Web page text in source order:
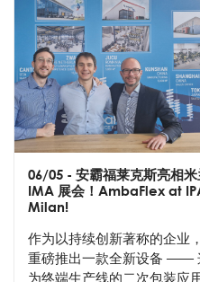
06/05 - 安霸福莱克斯亮相
IMA 展会！AmbaFlex at
Milan!
作为以持续创新著称的企业
重磅推出一款全新设备 ——
为终端生产线的二次包装应